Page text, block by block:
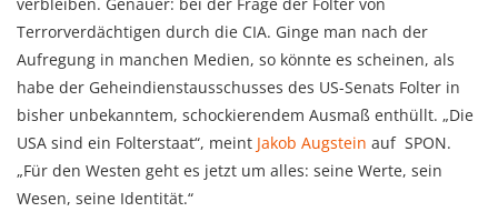
Terrorverdächtigen durch die CIA. Ginge man nach der
Aufregung in manchen Medien, so könnte es scheinen, als
habe der Geheindienstausschusses des US-Senats Folter in
bisher unbekanntem, schockierendem Ausmaß enthüllt. „Die
USA sind ein Folterstaat“, meint Jakob Augstein auf SPON.
„Für den Westen geht es jetzt um alles: seine Werte, sein
Wesen, seine Identität.“